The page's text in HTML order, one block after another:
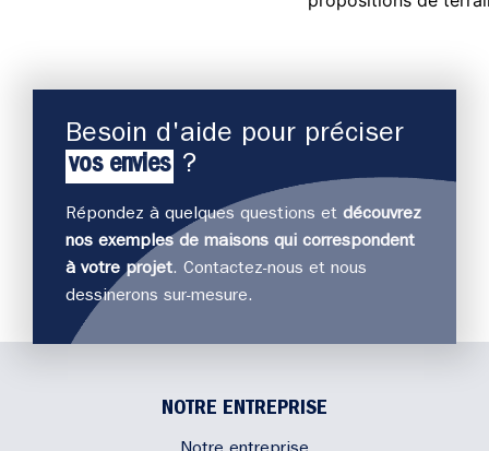
Besoin d'aide pour préciser
vos envies ?
Répondez à quelques questions et découvrez
nos exemples de maisons qui correspondent
à votre projet. Contactez-nous et nous
dessinerons sur-mesure.
NOTRE ENTREPRISE